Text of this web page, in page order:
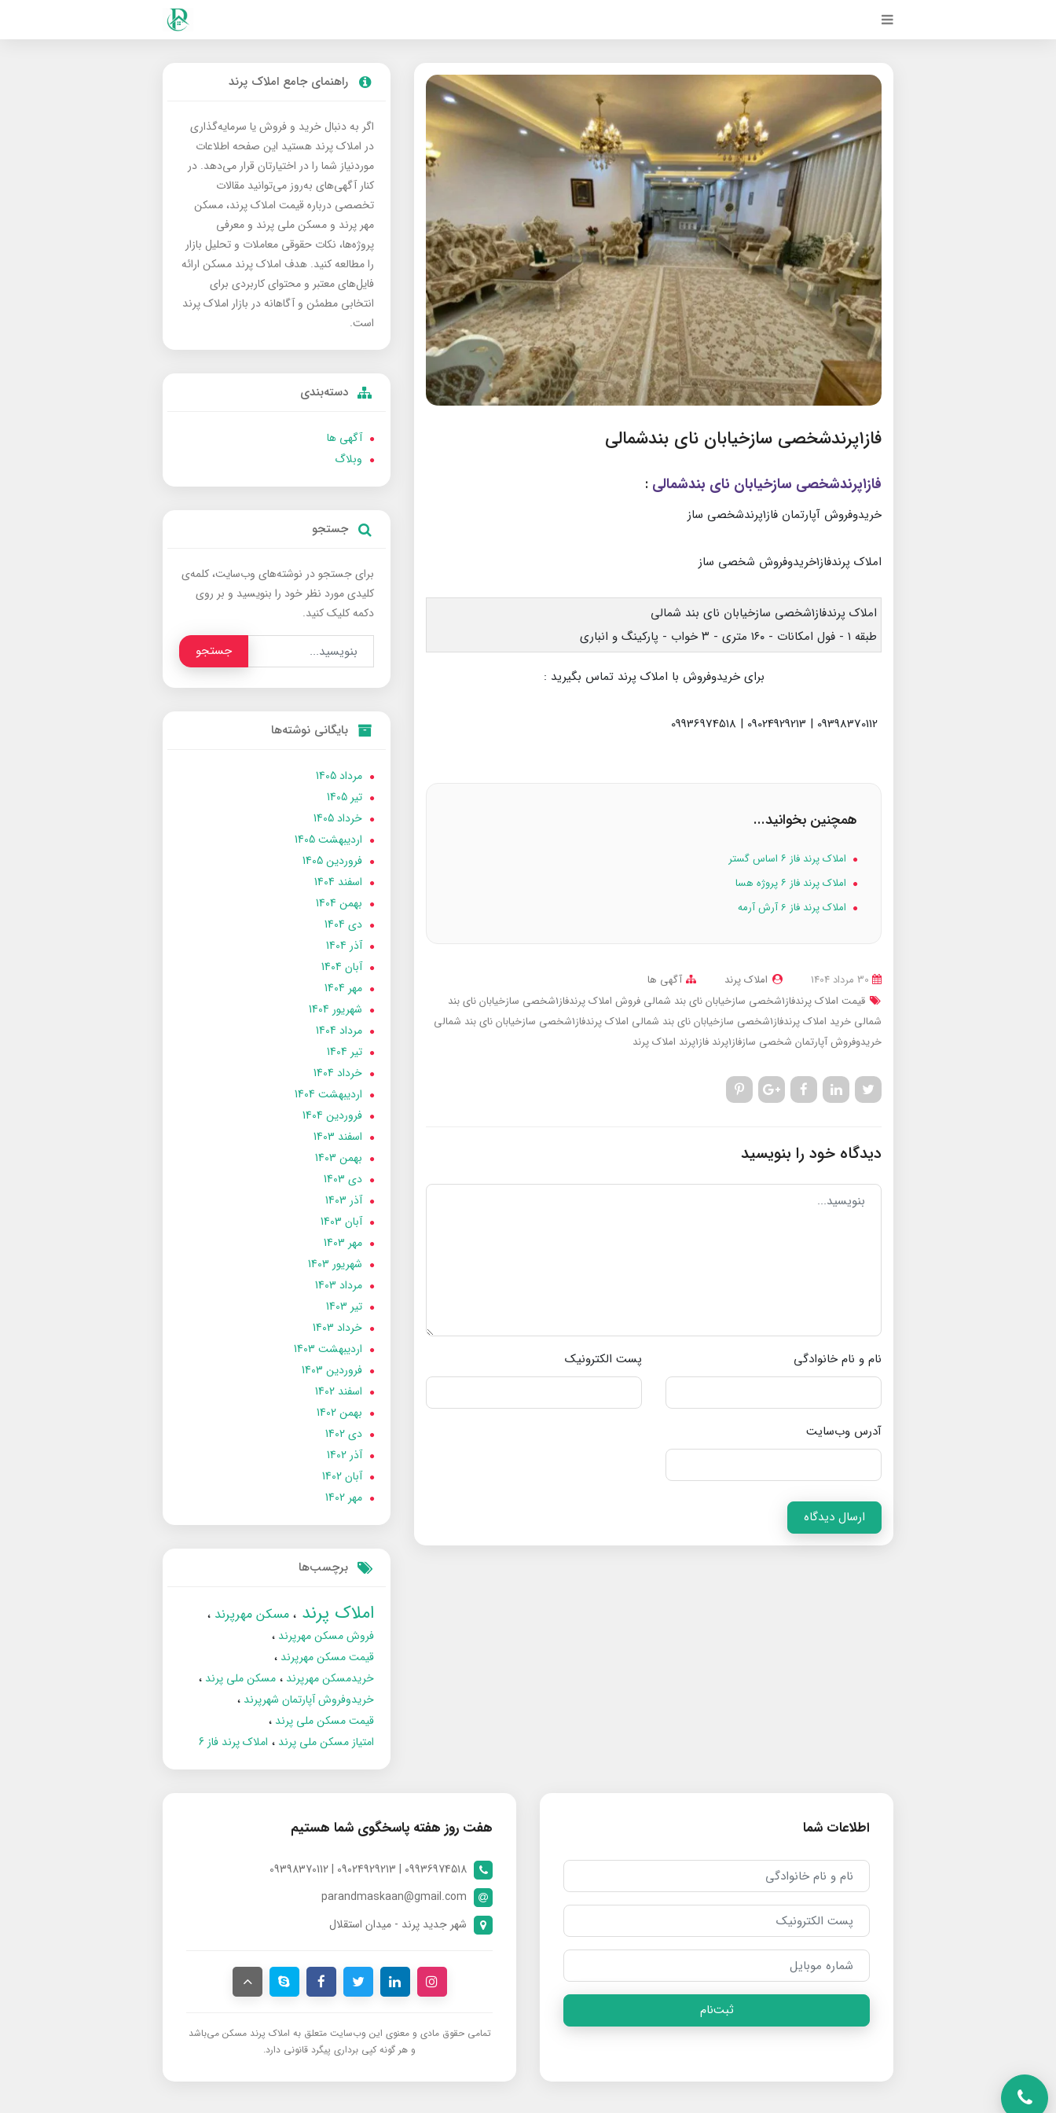
فاز۱پرندشخصی سازخیابان نای بندشمالی
فاز۱پرندشخصی سازخیابان نای بندشمالی :
خریدوفروش آپارتمان فاز۱پرندشخصی ساز
املاک پرندفاز۱خریدوفروش شخصی ساز
املاک پرندفاز۱شخصی سازخیابان نای بند شمالی
طبقه ۱ - فول امکانات - ۱۶۰ متری - ۳ خواب - پارکینگ و انباری
برای خریدوفروش با املاک پرند تماس بگیرید :
همچنین بخوانید...
املاک پرند فاز ۶ اساس گستر
املاک پرند فاز ۶ پروژه هسا
املاک پرند فاز 6 آرش آرمه
املاک پرند
آگهی ها
قیمت املاک پرندفاز1شخصی سازخیابان نای بند شمالی
فروش املاک پرندفاز1شخصی سازخیابان نای بند
شمالی خرید املاک پرندفاز1شخصی سازخیابان نای بند شمالی
املاک پرندفاز1شخصی سازخیابان نای بند شمالی
خریدوفروش آپارتمان شخصی سازفاز1پرند
فاز1پرند املاک پرند
دیدگاه خود را بنویسید
نام و نام خانوادگی پست الکترونیک
آدرس وب‌سایت
ارسال دیدگاه
راهنمای جامع املاک پرند
اگر به دنبال خرید و فروش یا سرمایه‌گذاری
در املاک پرند هستید این صفحه اطلاعات
موردنیاز شما را در اختیارتان قرار می‌دهد. در
کنار آگهی‌های به‌روز می‌توانید مقالات
تخصصی درباره قیمت املاک پرند، مسکن
مهر پرند و مسکن ملی پرند و معرفی
پروژه‌ها، نکات حقوقی معاملات و تحلیل بازار
را مطالعه کنید. هدف املاک پرند مسکن ارائه
فایل‌های معتبر و محتوای کاربردی برای
انتخابی مطمئن و آگاهانه در بازار املاک پرند
است.
دسته‌بندی
آگهی ها
وبلاگ
جستجو
برای جستجو در نوشته‌های وب‌سایت، کلمه‌ی
کلیدی مورد نظر خود را بنویسید و بر روی
دکمه کلیک کنید.
جستجو
بایگانی نوشته‌ها
مرداد 1405
تير 1405
خرداد 1405
ارديبهشت 1405
فروردین 1405
اسفند 1404
بهمن 1404
دی 1404
آذر 1404
آبان 1404
مهر 1404
شهریور 1404
مرداد 1404
تير 1404
خرداد 1404
ارديبهشت 1404
فروردین 1404
اسفند 1403
بهمن 1403
دی 1403
آذر 1403
آبان 1403
مهر 1403
شهریور 1403
مرداد 1403
تير 1403
خرداد 1403
ارديبهشت 1403
فروردین 1403
اسفند 1402
بهمن 1402
دی 1402
آذر 1402
آبان 1402
مهر 1402
برچسب‌ها
املاک پرند مسکن مهرپرند
فروش مسکن مهرپرند
قیمت مسکن مهرپرند
خریدمسکن مهرپرند
مسکن ملی پرند
خریدوفروش آپارتمان شهرپرند
قیمت مسکن ملی پرند
امتیاز مسکن ملی پرند
املاک پرند فاز 6
اطلاعات شما
ثبت‌نام
هفت روز هفته پاسخگوی شما هستیم
09936974518 | 09024929213 | 09398370112
parandmaskaan@gmail.com
شهر جدید پرند - میدان استقلال
تمامی حقوق مادی و معنوی این وب‌سایت متعلق به املاک پرند مسکن می‌باشد
و هر گونه کپی برداری پیگرد قانونی دارد.